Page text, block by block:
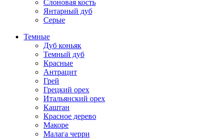
Слоновая кость
Янтарный дуб
Серые
Темные
Дуб коньяк
Темный дуб
Красные
Антрацит
Грей
Грецкий орех
Итальянский орех
Каштан
Красное дерево
Макоре
Малага черри